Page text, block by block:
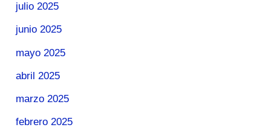
julio 2025
junio 2025
mayo 2025
abril 2025
marzo 2025
febrero 2025